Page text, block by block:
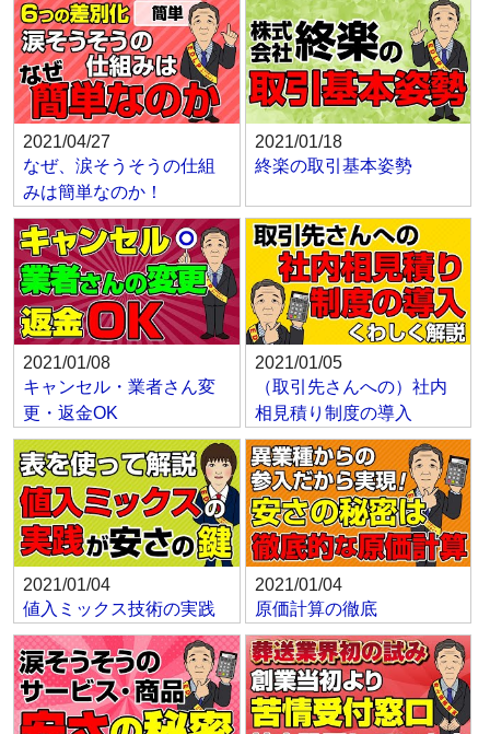
2021/04/27
なぜ、涙そうそうの仕組
みは簡単なのか！
2021/01/18
終楽の取引基本姿勢
2021/01/08
キャンセル・業者さん変
更・返金OK
2021/01/05
（取引先さんへの）社内
相見積り制度の導入
2021/01/04
値入ミックス技術の実践
2021/01/04
原価計算の徹底